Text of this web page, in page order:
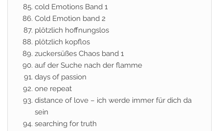
cold Emotions Band 1
Cold Emotion band 2
plötzlich hoffnungslos
plötzlich kopflos
zuckersüßes Chaos band 1
auf der Suche nach der flamme
days of passion
one repeat
distance of love – ich werde immer für dich da
sein
searching for truth